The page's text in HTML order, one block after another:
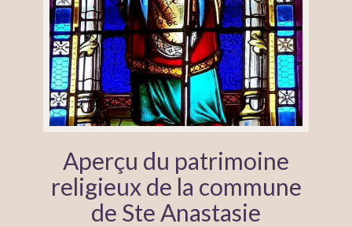
Aperçu du patrimoine
religieux de la commune
de Ste Anastasie